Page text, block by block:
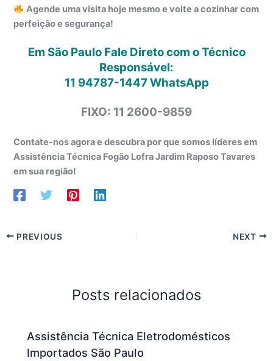
Agende uma visita hoje mesmo e volte a cozinhar com
perfeição e segurança!
Em São Paulo Fale Direto com o Técnico
Responsável:
11 94787-1447WhatsApp
FIXO: 11 2600-9859
Contate-nos agora e descubra por que somos líderes em
Assistência Técnica Fogão Lofra Jardim Raposo Tavares
em sua região!
PREVIOUS NEXT
Posts relacionados
Assistência Técnica Eletrodomésticos
Importados São Paulo